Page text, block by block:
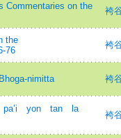
Commentaries on the
袴
the
76
袴
nimitta 袴
yon tan la
袴